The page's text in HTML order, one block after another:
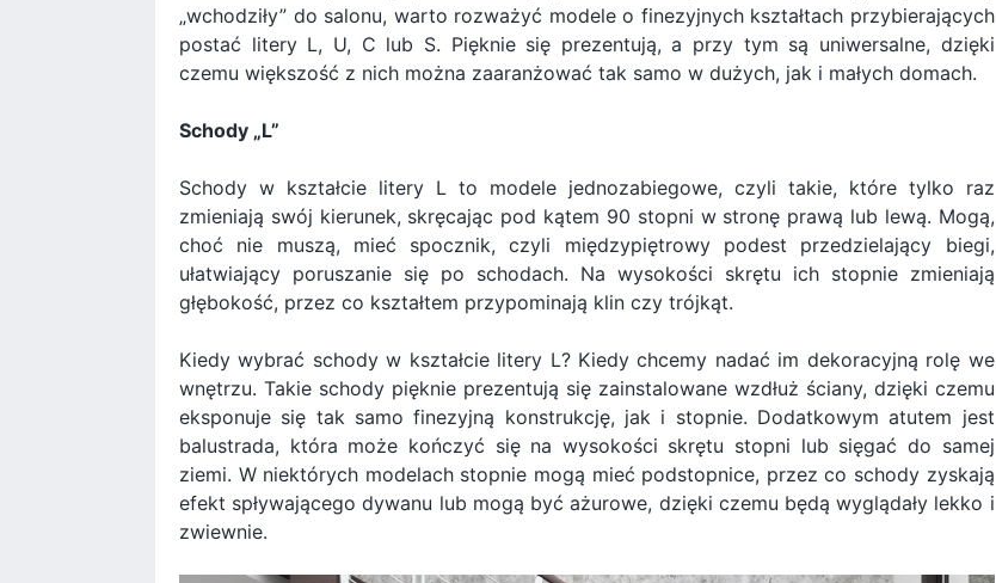
„wchodziły” do salonu, warto rozważyć modele o finezyjnych kształtach przybierających
postać litery L, U, C lub S. Pięknie się prezentują, a przy tym są uniwersalne, dzięki
czemu większość z nich można zaaranżować tak samo w dużych, jak i małych domach.
Schody „L”
Schody w kształcie litery L to modele jednozabiegowe, czyli takie, które tylko raz
zmieniają swój kierunek, skręcając pod kątem 90 stopni w stronę prawą lub lewą. Mogą,
choć nie muszą, mieć spocznik, czyli międzypiętrowy podest przedzielający biegi,
ułatwiający poruszanie się po schodach. Na wysokości skrętu ich stopnie zmieniają
głębokość, przez co kształtem przypominają klin czy trójkąt.
Kiedy wybrać schody w kształcie litery L? Kiedy chcemy nadać im dekoracyjną rolę we
wnętrzu. Takie schody pięknie prezentują się zainstalowane wzdłuż ściany, dzięki czemu
eksponuje się tak samo finezyjną konstrukcję, jak i stopnie. Dodatkowym atutem jest
balustrada, która może kończyć się na wysokości skrętu stopni lub sięgać do samej
ziemi. W niektórych modelach stopnie mogą mieć podstopnice, przez co schody zyskają
efekt spływającego dywanu lub mogą być ażurowe, dzięki czemu będą wyglądały lekko i
zwiewnie.